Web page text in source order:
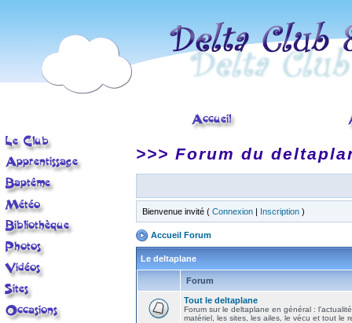
>>> Forum du
Bienvenue invité ( Connexion | Inscription )
Accueil Forum
Le deltaplane
Forum
Tout le deltaplane
Forum sur le deltaplane en général :
matériel, les sites, les ailes, le vécu et tout le